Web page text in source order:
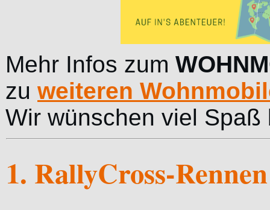
Mehr Infos zum
zu weiteren
Wir wünschen viel
1. RallyCross-